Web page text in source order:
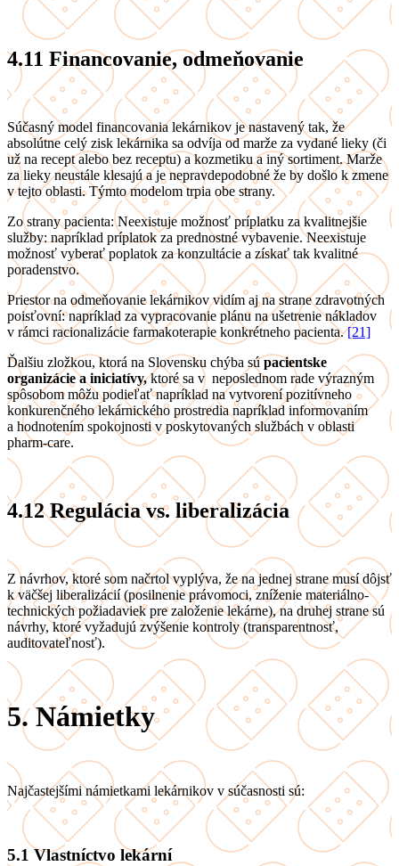
4.11 Financovanie, odmeňovanie
Súčasný model financovania lekárnikov je nastavený tak, že
absolútne celý zisk lekárnika sa odvíja od marže za vydané lieky (či
už na recept alebo bez receptu) a kozmetiku a iný sortiment. Marže
za lieky neustále klesajú a je nepravdepodobné že by došlo k zmene
v tejto oblasti. Týmto modelom trpia obe strany.
Zo strany pacienta: Neexistuje možnosť príplatku za kvalitnejšie
služby: napríklad príplatok za prednostné vybavenie. Neexistuje
možnosť vyberať poplatok za konzultácie a získať tak kvalitné
poradenstvo.
Priestor na odmeňovanie lekárnikov vidím aj na strane zdravotných
poisťovní: napríklad za vypracovanie plánu na ušetrenie nákladov
v rámci racionalizácie farmakoterapie konkrétneho pacienta.[21]
Ďalšiu zložkou, ktorá na Slovensku chýba súpacientske
organizácie a iniciatívy,ktoré sa v neposlednom rade výrazným
spôsobom môžu podieľať napríklad na vytvorení pozitívneho
konkurenčného lekárnického prostredia napríklad informovaním
a hodnotením spokojnosti vposkytovaných službách v oblasti
pharm-care.
4.12 Regulácia vs. liberalizácia
Z návrhov, ktoré som načrtol vyplýva, že na jednej strane musí dôjsť
k väčšej liberalizácií (posilnenie právomoci, zníženie materiálno-
technických požiadaviek pre založenie lekárne), na druhej strane sú
návrhy, ktoré vyžadujú zvýšenie kontroly (transparentnosť,
auditovateľnosť).
5. Námietky
Najčastejšími námietkami lekárnikov v súčasnosti sú:
5.1 Vlastníctvo lekární